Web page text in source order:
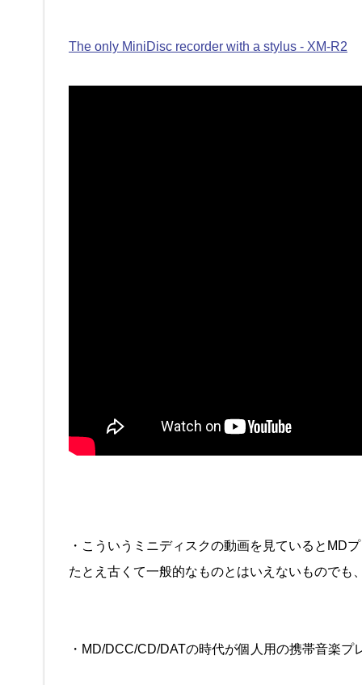
The only MiniDisc recorder with a stylus - XM-R2
・こういうミニディスクの動画を見ているとMD
たとえ古くて一般的なものとはいえないものでも
・MD/DCC/CD/DATの時代が個人用の携帯音楽